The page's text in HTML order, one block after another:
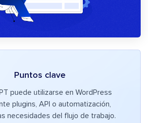
Puntos clave
puede utilizarse en WordPress
plugins, API o automatización,
necesidades del flujo de trabajo.